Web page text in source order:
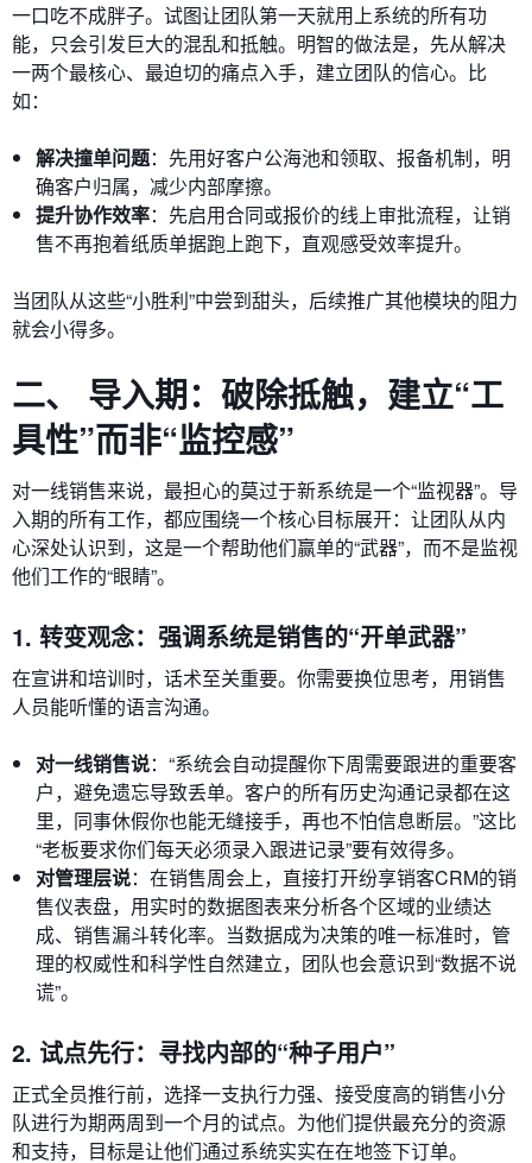
一口吃不成胖子。试图让团队第一天就用上系统的所有功
能，只会引发巨大的混乱和抵触。明智的做法是，先从解决
一两个最核心、最迫切的痛点入手，建立团队的信心。比
如：
解决撞单问题：先用好客户公海池和领取、报备机制，明
确客户归属，减少内部摩擦。
提升协作效率：先启用合同或报价的线上审批流程，让销
售不再抱着纸质单据跑上跑下，直观感受效率提升。
当团队从这些“小胜利”中尝到甜头，后续推广其他模块的阻力
就会小得多。
二、 导入期：破除抵触，建立“工
具性”而非“监控感”
对一线销售来说，最担心的莫过于新系统是一个“监视器”。导
入期的所有工作，都应围绕一个核心目标展开：让团队从内
心深处认识到，这是一个帮助他们赢单的“武器”，而不是监视
他们工作的“眼睛”。
1. 转变观念：强调系统是销售的“开单武器”
在宣讲和培训时，话术至关重要。你需要换位思考，用销售
人员能听懂的语言沟通。
对一线销售说：“系统会自动提醒你下周需要跟进的重要客
户，避免遗忘导致丢单。客户的所有历史沟通记录都在这
里，同事休假你也能无缝接手，再也不怕信息断层。”这比
“老板要求你们每天必须录入跟进记录”要有效得多。
对管理层说：在销售周会上，直接打开纷享销客CRM的销
售仪表盘，用实时的数据图表来分析各个区域的业绩达
成、销售漏斗转化率。当数据成为决策的唯一标准时，管
理的权威性和科学性自然建立，团队也会意识到“数据不说
谎”。
2. 试点先行：寻找内部的“种子用户”
正式全员推行前，选择一支执行力强、接受度高的销售小分
队进行为期两周到一个月的试点。为他们提供最充分的资源
和支持，目标是让他们通过系统实实在在地签下订单。